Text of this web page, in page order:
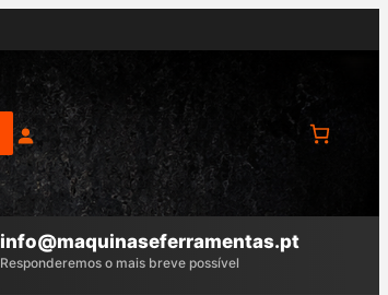
info@maquinaseferramentas.pt
Responderemos o mais breve possível